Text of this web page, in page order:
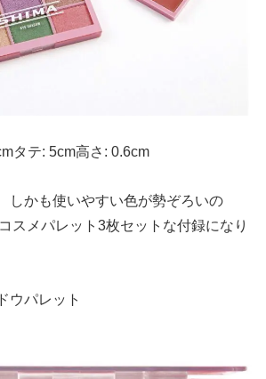
タテ: 5cm高さ: 0.6cm
しかも使いやすい色が勢ぞろいの
スメパレット3枚セットな付録になり
ウパレット